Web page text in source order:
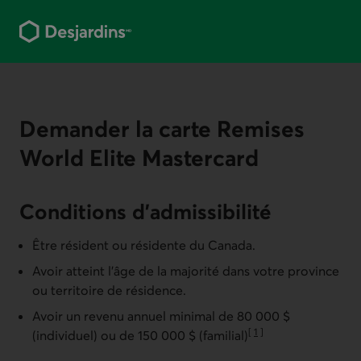
contenu
principal
Demander la carte Remises
World Elite Mastercard
Conditions d'admissibilité
Être résident ou résidente du Canada.
Avoir atteint l'âge de la majorité dans votre province
ou territoire de résidence.
Avoir un revenu annuel minimal de 80 000 $
(individuel) ou de 150 000 $ (familial) [ 1 ]
Aller à la note